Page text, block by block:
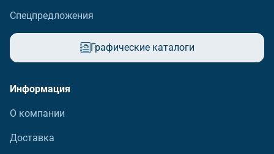
Спецпредложения
Графические каталоги
Информация
О компании
Доставка